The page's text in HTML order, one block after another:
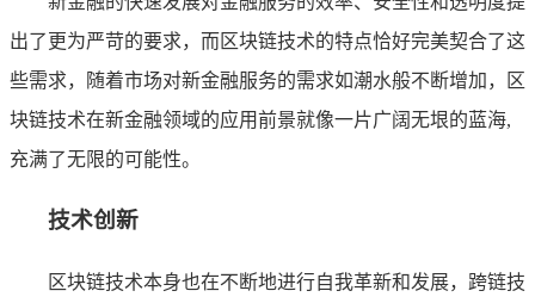
出了更为严苛的要求，而区块链技术的特点恰好完美契合了这
些需求，随着市场对新金融服务的需求如潮水般不断增加，区
块链技术在新金融领域的应用前景就像一片广阔无垠的蓝海,
充满了无限的可能性。
技术创新
区块链技术本身也在不断地进行自我革新和发展，跨链技